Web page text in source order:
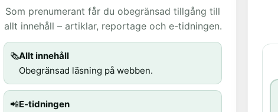
Som prenumerant får du obegränsad tillgång till
allt innehåll – artiklar, reportage och e-tidningen.
🗞️Allt innehåll
Obegränsad läsning på webben.
📲E-tidningen